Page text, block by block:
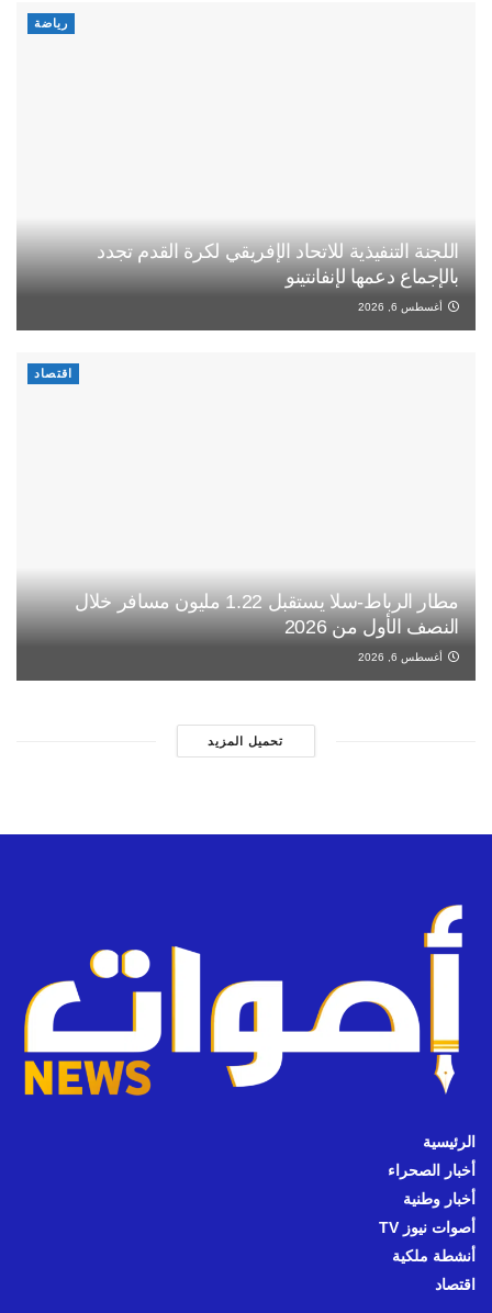
رياضة
اللجنة التنفيذية للاتحاد الإفريقي لكرة القدم تجدد
بالإجماع دعمها لإنفانتينو
أغسطس 6, 2026
اقتصاد
مطار الرباط-سلا يستقبل 1.22 مليون مسافر خلال
النصف الأول من 2026
أغسطس 6, 2026
تحميل المزيد
الرئيسية
أخبار الصحراء
أخبار وطنية
أصوات نيوز TV
أنشطة ملكية
اقتصاد